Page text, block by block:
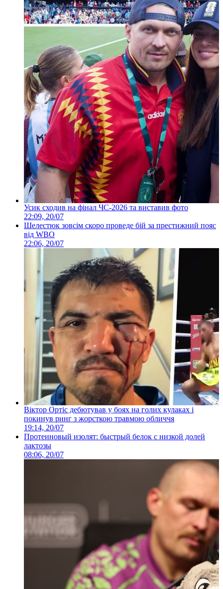
Усик сходив на фінал ЧС-2026 та виставив фото
22:09, 20/07
Шелестюк зовсім скоро проведе бій за престижний пояс
від WBO
22:06, 20/07
Віктор Ортіс дебютував у боях на голих кулаках і
покинув ринг з жорсткою травмою обличчя
19:14, 20/07
Протеиновый изолят: быстрый белок с низкой долей
лактозы
08:06, 20/07